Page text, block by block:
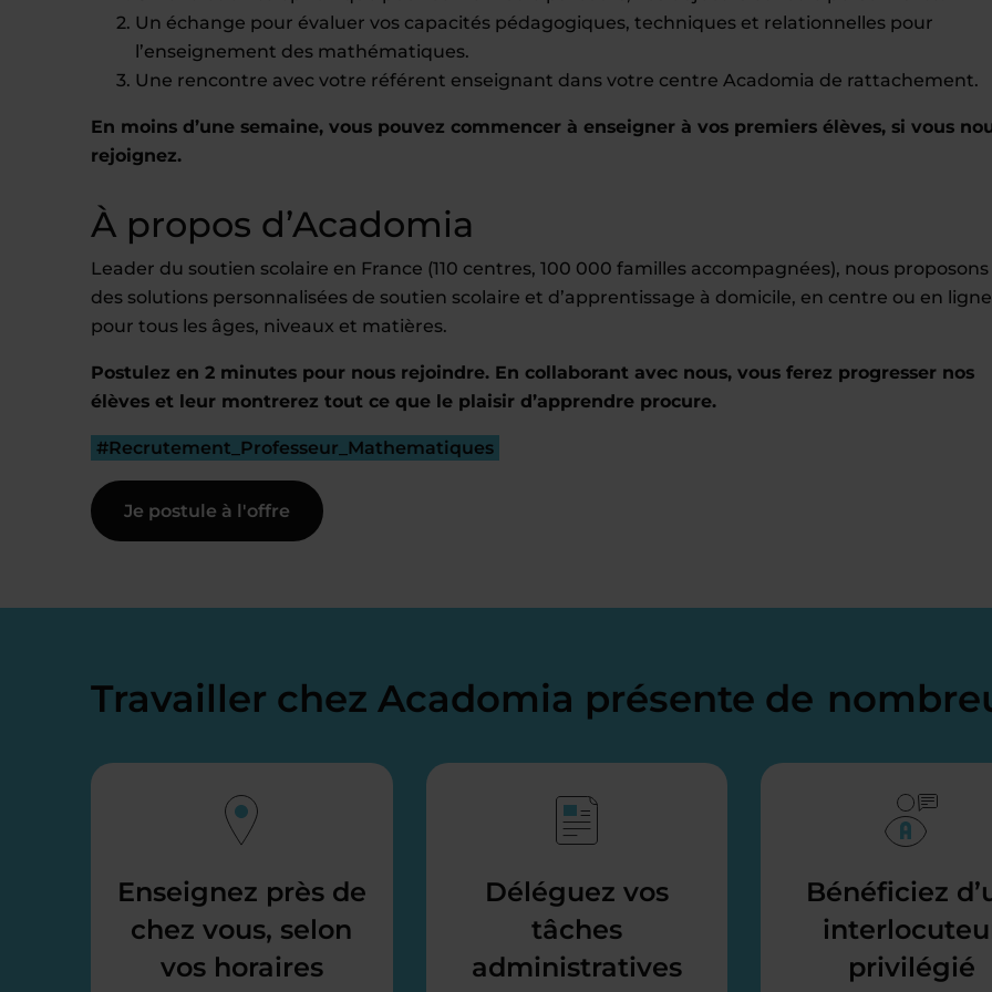
Un échange pour évaluer vos capacités pédagogiques, techniques et relationnelles pour
l’enseignement des mathématiques.
Une rencontre avec votre référent enseignant dans votre centre Acadomia de rattachement.
En moins d’une semaine, vous pouvez commencer à enseigner à vos premiers élèves, si vous
rejoignez.
À propos d’Acadomia
Leader du soutien scolaire en France (110 centres, 100 000 familles accompagnées), nous proposons
des solutions personnalisées de soutien scolaire et d’apprentissage à domicile, en centre ou en
pour tous les âges, niveaux et matières.
Postulez en 2 minutes pour nous rejoindre. En collaborant avec nous, vous ferez progresser nos
élèves et leur montrerez tout ce que le plaisir d’apprendre procure.
#Recrutement_Professeur_Mathematiques
Je postule à l'offre
Travailler chez Acadomia présente de
Enseignez près de
chez vous, selon
vos horaires
Déléguez vos
tâches
administratives
Bénéficiez
privilégié